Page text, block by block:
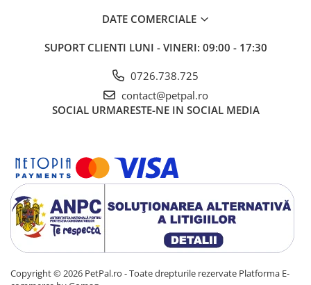
DATE COMERCIALE
SUPORT CLIENTI LUNI - VINERI: 09:00 - 17:30
0726.738.725
contact@petpal.ro
SOCIAL URMARESTE-NE IN SOCIAL MEDIA
Copyright © 2026 PetPal.ro - Toate drepturile rezervate Platforma E-